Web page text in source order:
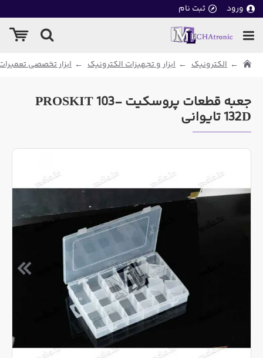
ورود ثبت نام
الکترونیک ابزار و تجهیزات الکترونیک ابزار تخصصی
جعبه قطعات پروسکیت PROSKIT 103-
132D تایوانی